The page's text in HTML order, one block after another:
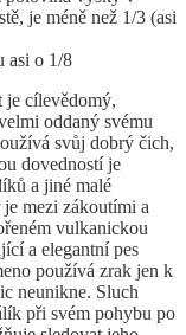
je méně než 1/3 (asi
asi o 1/8
cílevědomý,
oddaný svému
svůj dobrý čich,
dovedností je
a jiné malé
mezi zákoutími a
vulkanickou
a elegantní pes
používá zrak jen k
neunikne. Sluch
při svém pohybu po